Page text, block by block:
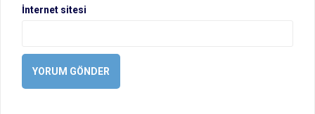
İnternet sitesi